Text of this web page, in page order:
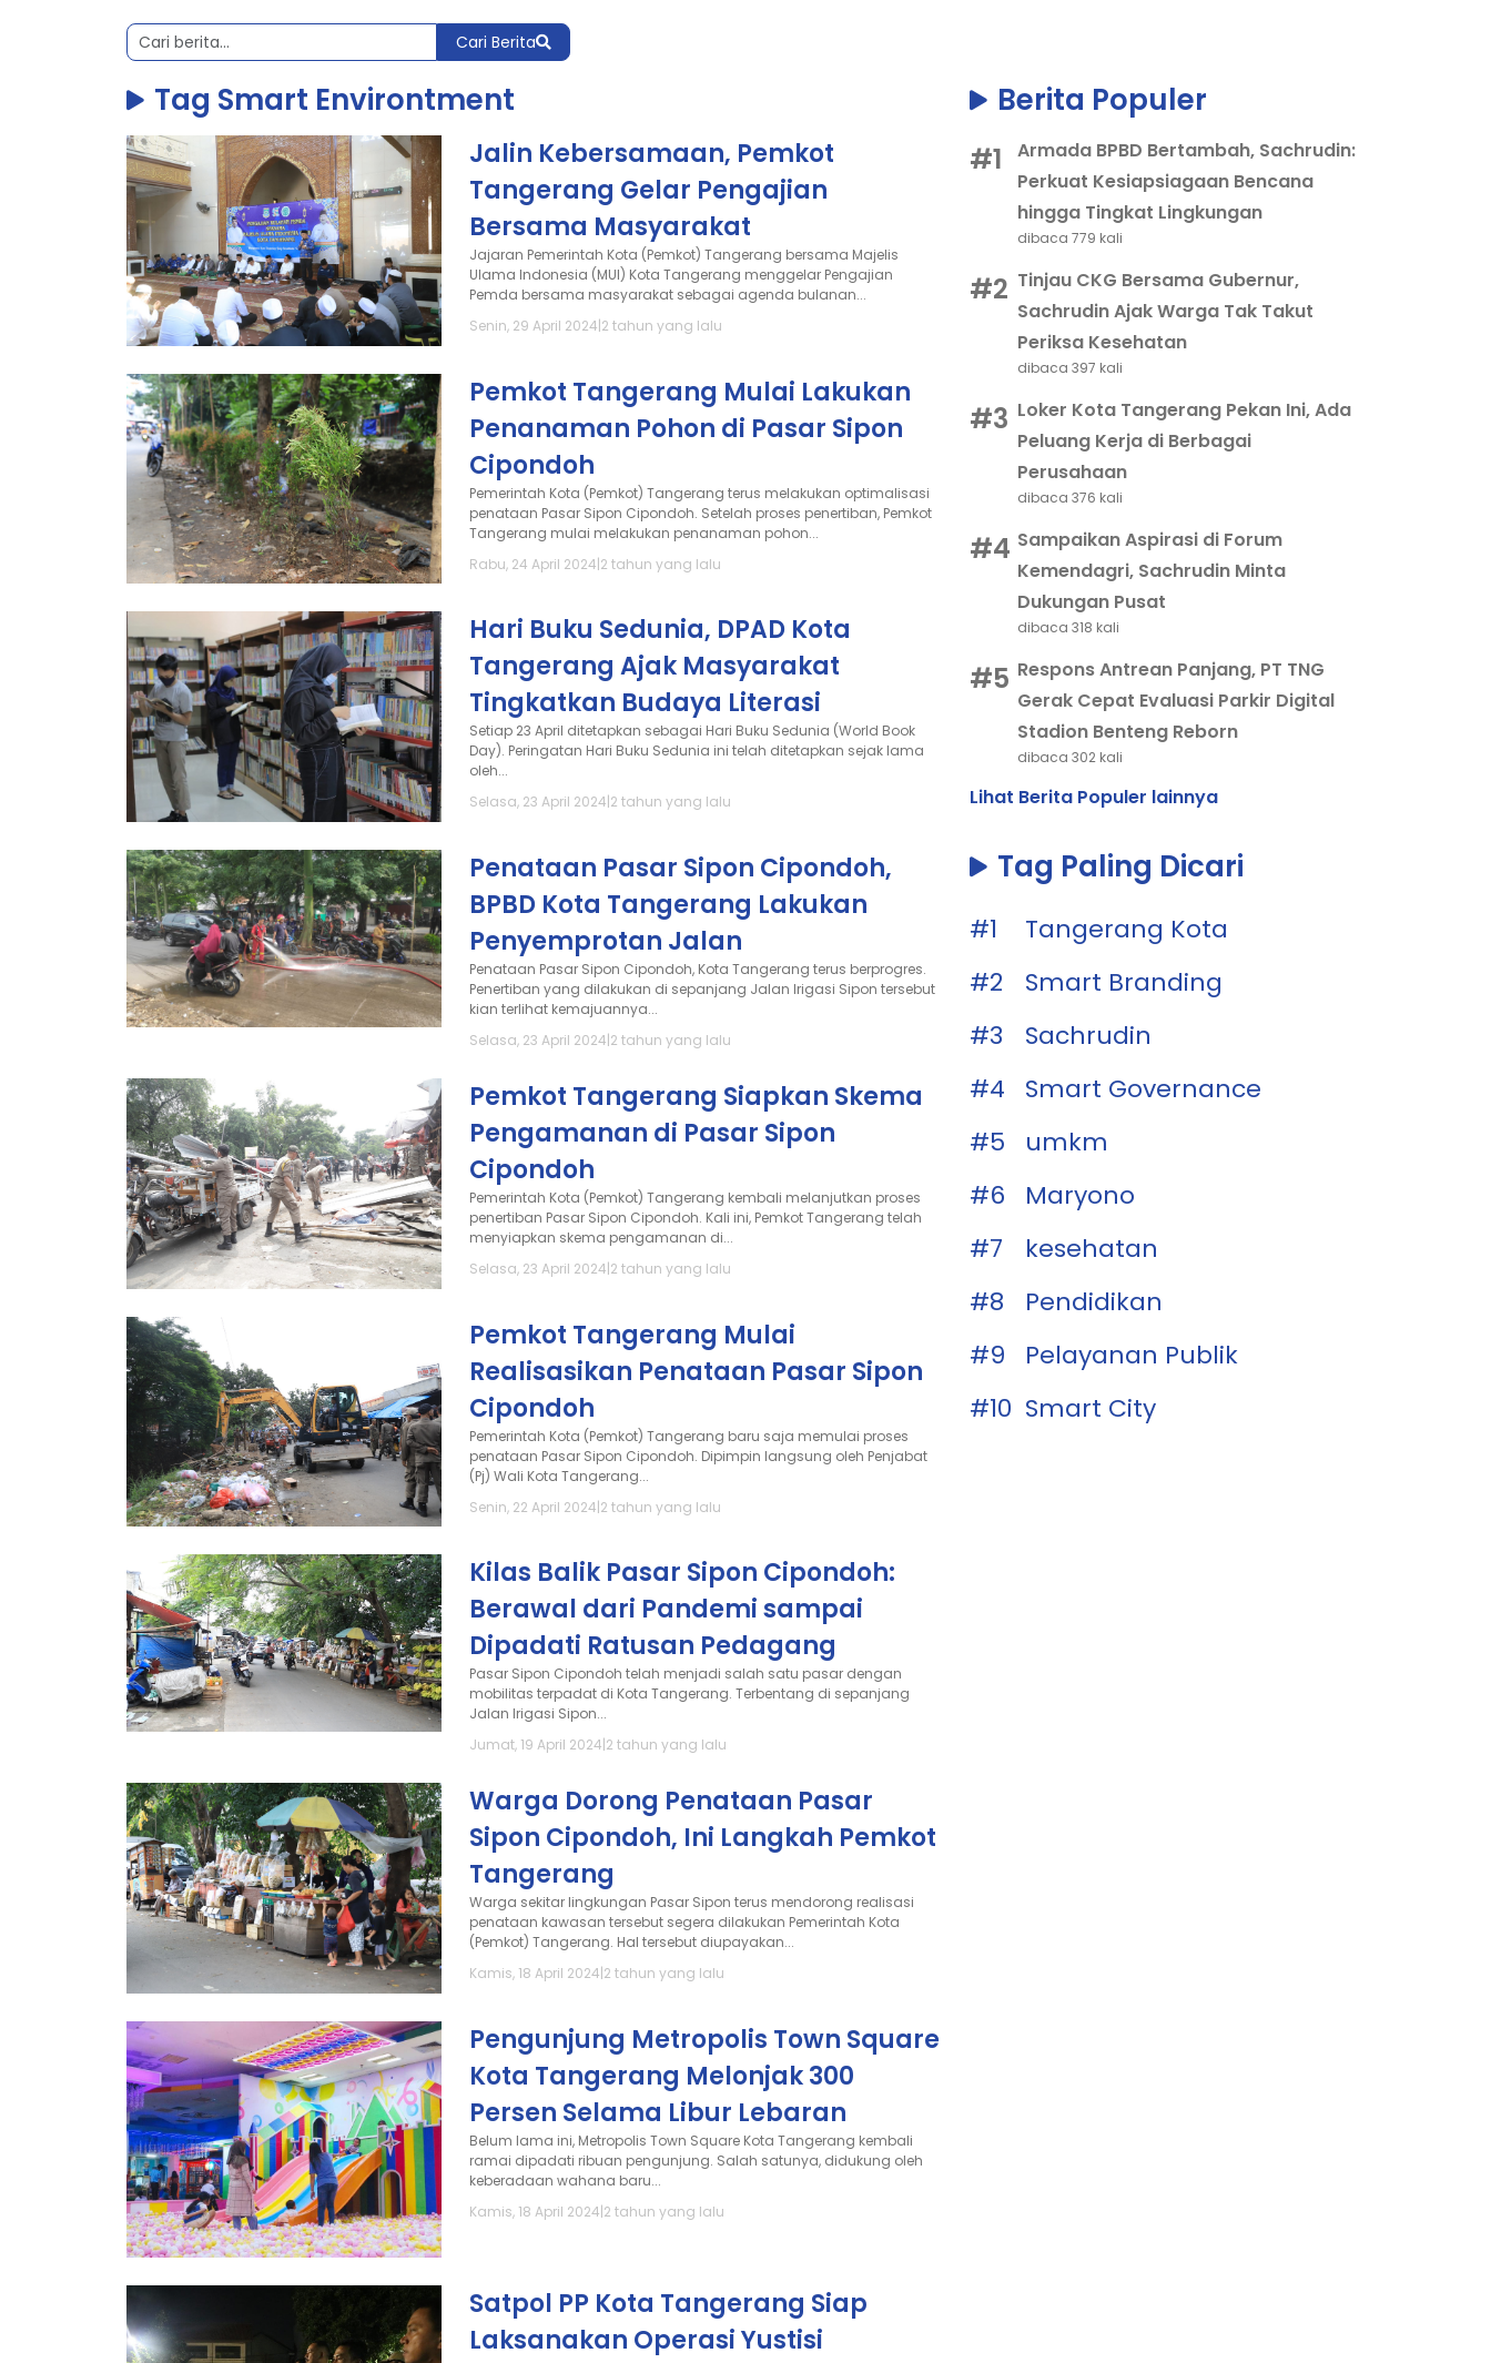
Cari Berita
Tag Smart Environtment
Jalin Kebersamaan, Pemkot
Tangerang Gelar Pengajian
Bersama Masyarakat
Jajaran Pemerintah Kota (Pemkot) Tangerang bersama Majelis
Ulama Indonesia (MUI) Kota Tangerang menggelar Pengajian
Pemda bersama masyarakat sebagai agenda bulanan...
Senin, 29 April 2024 2 tahun yang lalu
Pemkot Tangerang Mulai Lakukan
Penanaman Pohon di Pasar Sipon
Cipondoh
Pemerintah Kota (Pemkot) Tangerang terus melakukan optimalisasi
penataan Pasar Sipon Cipondoh. Setelah proses penertiban, Pemkot
Tangerang mulai melakukan penanaman pohon...
Rabu, 24 April 2024|2 tahun yang lalu
Hari Buku Sedunia, DPAD Kota
Tangerang Ajak Masyarakat
Tingkatkan Budaya Literasi
Setiap 23 April ditetapkan sebagai Hari Buku Sedunia (World Book
Day). Peringatan Hari Buku Sedunia ini telah ditetapkan sejak lama
oleh...
Selasa, 23 April 2024|2 tahun yang lalu
Penataan Pasar Sipon Cipondoh,
BPBD Kota Tangerang Lakukan
Penyemprotan Jalan
Penataan Pasar Sipon Cipondoh, Kota Tangerang terus berprogres.
Penertiban yang dilakukan di sepanjang Jalan Irigasi Sipon tersebut
kian terlihat kemajuannya...
Selasa, 23 April 2024|2 tahun yang lalu
Pemkot Tangerang Siapkan Skema
Pengamanan di Pasar Sipon
Cipondoh
Pemerintah Kota (Pemkot) Tangerang kembali melanjutkan proses
penertiban Pasar Sipon Cipondoh. Kali ini, Pemkot Tangerang telah
menyiapkan skema pengamanan di...
Selasa, 23 April 2024|2 tahun yang lalu
Pemkot Tangerang Mulai
Realisasikan Penataan Pasar Sipon
Cipondoh
Pemerintah Kota (Pemkot) Tangerang baru saja memulai proses
penataan Pasar Sipon Cipondoh. Dipimpin langsung oleh Penjabat
(Pj) Wali Kota Tangerang...
Senin, 22 April 2024|2 tahun yang lalu
Kilas Balik Pasar Sipon Cipondoh:
Berawal dari Pandemi sampai
Dipadati Ratusan Pedagang
Pasar Sipon Cipondoh telah menjadi salah satu pasar dengan
mobilitas terpadat di Kota Tangerang. Terbentang di sepanjang
Jalan Irigasi Sipon...
Jumat, 19 April 2024|2 tahun yang lalu
Warga Dorong Penataan Pasar
Sipon Cipondoh, Ini Langkah Pemkot
Tangerang
Warga sekitar lingkungan Pasar Sipon terus mendorong realisasi
penataan kawasan tersebut segera dilakukan Pemerintah Kota
(Pemkot) Tangerang. Hal tersebut diupayakan...
Kamis, 18 April 2024|2 tahun yang lalu
Pengunjung Metropolis Town Square
Kota Tangerang Melonjak 300
Persen Selama Libur Lebaran
Belum lama ini, Metropolis Town Square Kota Tangerang kembali
ramai dipadati ribuan pengunjung. Salah satunya, didukung oleh
keberadaan wahana baru...
Kamis, 18 April 2024|2 tahun yang lalu
Satpol PP Kota Tangerang Siap
Laksanakan Operasi Yustisi
Berita Populer
#1
Armada BPBD Bertambah, Sachrudin:
Perkuat Kesiapsiagaan Bencana
hingga Tingkat Lingkungan
dibaca 779 kali
#2 Tinjau CKG Bersama Gubernur,
Sachrudin Ajak Warga Tak Takut
Periksa Kesehatan
dibaca 397 kali
#3 Loker Kota Tangerang Pekan Ini, Ada
Peluang Kerja di Berbagai
Perusahaan
dibaca 376 kali
#4 Sampaikan Aspirasi di Forum
Kemendagri, Sachrudin Minta
Dukungan Pusat
dibaca 318 kali
#5 Respons Antrean Panjang, PT TNG
Gerak Cepat Evaluasi Parkir Digital
Stadion Benteng Reborn
dibaca 302 kali
Lihat Berita Populer lainnya
Tag Paling Dicari
#1
Tangerang Kota
#2
Smart Branding
#3
Sachrudin
#4
Smart Governance
#5
umkm
#6
Maryono
#7
kesehatan
#8
Pendidikan
#9
Pelayanan Publik
#10 Smart City